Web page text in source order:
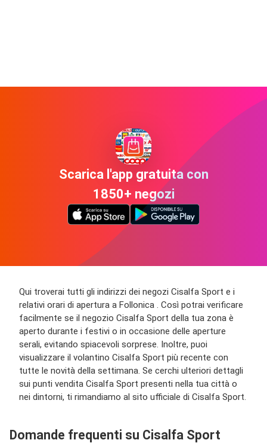
Scarica l'app gratuita con
1850+ negozi
Qui troverai tutti gli indirizzi dei negozi Cisalfa Sport e i
relativi orari di apertura a Follonica . Così potrai verificare
facilmente se il negozio Cisalfa Sport della tua zona è
aperto durante i festivi o in occasione delle aperture
serali, evitando spiacevoli sorprese. Inoltre, puoi
visualizzare il volantino Cisalfa Sport più recente con
tutte le novità della settimana. Se cerchi ulteriori dettagli
sui punti vendita Cisalfa Sport presenti nella tua città o
nei dintorni, ti rimandiamo al sito ufficiale di Cisalfa Sport.
Domande frequenti su Cisalfa Sport